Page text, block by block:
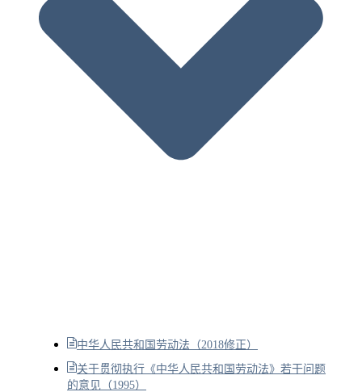
中华人民共和国劳动法（2018修正）
关于贯彻执行《中华人民共和国劳动法》若干问题
的意见（1995）